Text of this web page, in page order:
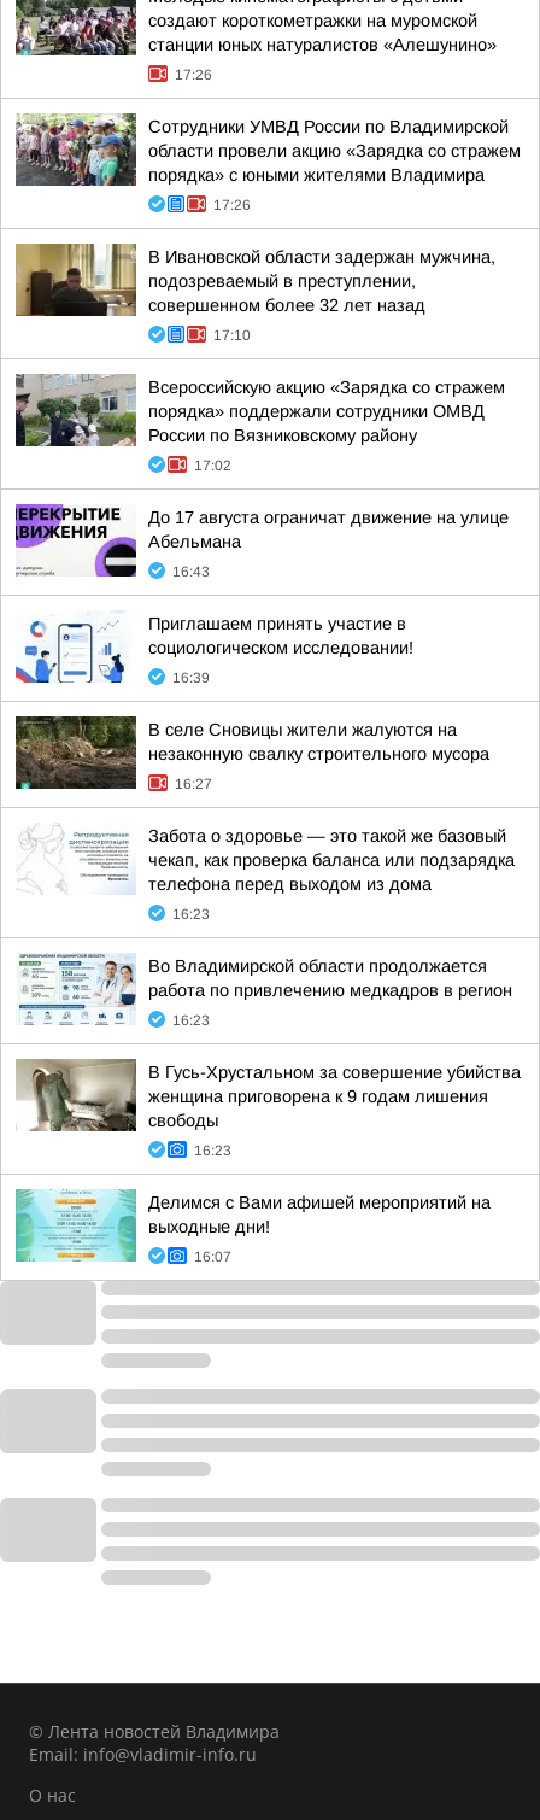
создают короткометражки на муромской
станции юных натуралистов «Алешунино»
17:26
Сотрудники УМВД России по Владимирской
области провели акцию «Зарядка со стражем
порядка» с юными жителями Владимира
17:26
В Ивановской области задержан мужчина,
подозреваемый в преступлении,
совершенном более 32 лет назад
17:10
Всероссийскую акцию «Зарядка со стражем
порядка» поддержали сотрудники ОМВД
России по Вязниковскому району
17:02
До 17 августа ограничат движение на улице
Абельмана
16:43
Приглашаем принять участие в
социологическом исследовании!
16:39
В селе Сновицы жители жалуются на
незаконную свалку строительного мусора
16:27
Забота о здоровье — это такой же базовый
чекап, как проверка баланса или подзарядка
телефона перед выходом из дома
16:23
Во Владимирской области продолжается
работа по привлечению медкадров в регион
16:23
В Гусь-Хрустальном за совершение убийства
женщина приговорена к 9 годам лишения
свободы
16:23
Делимся с Вами афишей мероприятий на
выходные дни!
16:07
© Лента новостей Владимира
Email: info@vladimir-info.ru
О нас